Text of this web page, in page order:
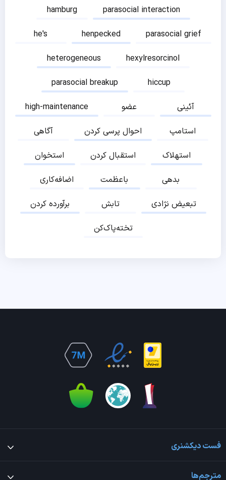
hamburg
parasocial interaction
he's
henpecked
parasocial grief
heterogeneous
hexylresorcinol
parasocial breakup
hiccup
high-maintenance
عضو
آئینی
آگاهی
احوال پرسی کردن
استامپ
استخوان
استقبال کردن
استهلاک
اضافه‌کاری
باعظمت
بدهی
برآورده کردن
تابش
تبعیض نژادی
تخته‌پاک‌کن
فست دیکشنری
مترجم‌ها